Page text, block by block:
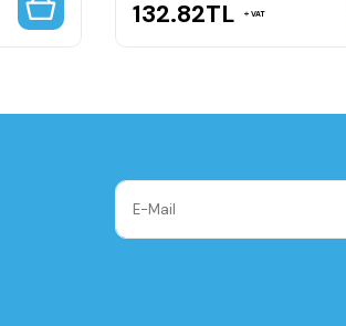
132.82TL VAT